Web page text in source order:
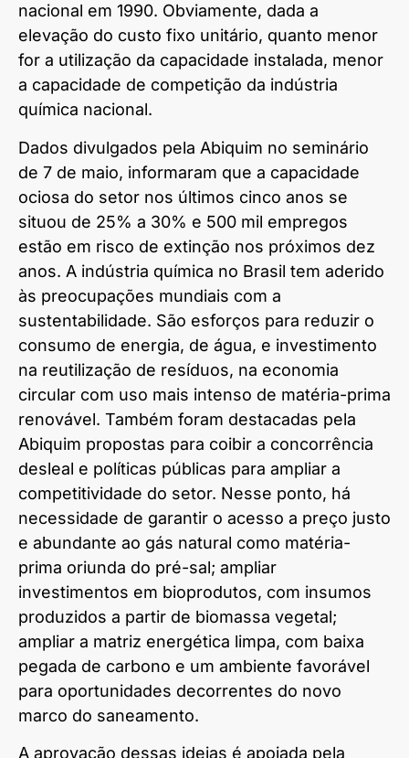
nacional em 1990. Obviamente, dada a
elevação do custo fixo unitário, quanto menor
for a utilização da capacidade instalada, menor
a capacidade de competição da indústria
química nacional.
Dados divulgados pela Abiquim no seminário
de 7 de maio, informaram que a capacidade
ociosa do setor nos últimos cinco anos se
situou de 25% a 30% e 500 mil empregos
estão em risco de extinção nos próximos dez
anos. A indústria química no Brasil tem aderido
às preocupações mundiais com a
sustentabilidade. São esforços para reduzir o
consumo de energia, de água, e investimento
na reutilização de resíduos, na economia
circular com uso mais intenso de matéria-prima
renovável. Também foram destacadas pela
Abiquim propostas para coibir a concorrência
desleal e políticas públicas para ampliar a
competitividade do setor. Nesse ponto, há
necessidade de garantir o acesso a preço justo
e abundante ao gás natural como matéria-
prima oriunda do pré-sal; ampliar
investimentos em bioprodutos, com insumos
produzidos a partir de biomassa vegetal;
ampliar a matriz energética limpa, com baixa
pegada de carbono e um ambiente favorável
para oportunidades decorrentes do novo
marco do saneamento.
A aprovação dessas ideias é apoiada pela